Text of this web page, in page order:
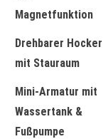
Magnetfunktion
Drehbarer Hocker
mit Stauraum
Mini-Armatur mit
Wassertank &
Fußpumpe